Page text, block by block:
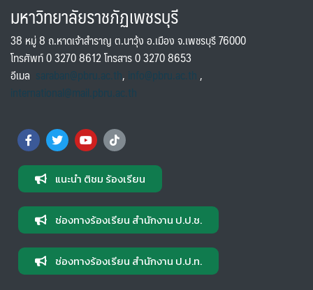
มหาวิทยาลัยราชภัฏเพชรบุรี
38 หมู่ 8 ถ.หาดเจ้าสำราญ ต.นาวุ้ง อ.เมือง จ.เพชรบุรี 76000
โทรศัพท์ 0 3270 8612 โทรสาร 0 3270 8653
อีเมล saraban@pbru.ac.th, info@pbru.ac.th,
international@mail.pbru.ac.th
แนะนำ ติชม ร้องเรียน
ช่องทางร้องเรียน สำนักงาน ป.ป.ช.
ช่องทางร้องเรียน สำนักงาน ป.ป.ท.